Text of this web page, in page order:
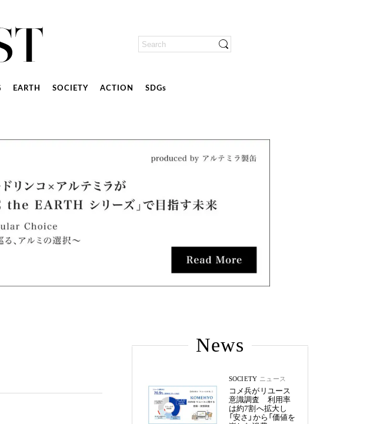
EARTH SOCIETY ACTION SDGs
News
SOCIETY ニュース
コメ兵がリユース
意識調査 利用率
は約7割へ拡大し
「安さ」から「価値を